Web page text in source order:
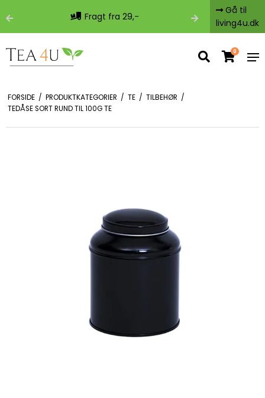
Fragt fra 29,- Fri
Gå til
living4u.dk
0
FORSIDE / PRODUKTKATEGORIER / TE / TILBEHØR /
TEDÅSE SORT RUND TIL 100G TE